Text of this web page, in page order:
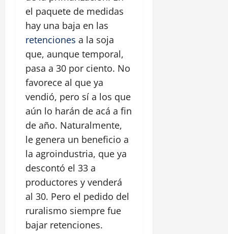
el paquete de medidas
hay una baja en las
retenciones a la soja
que, aunque temporal,
pasa a 30 por ciento. No
favorece al que ya
vendió, pero sí a los que
aún lo harán de acá a fin
de año. Naturalmente,
le genera un beneficio a
la agroindustria, que ya
descontó el 33 a
productores y venderá
al 30. Pero el pedido del
ruralismo siempre fue
bajar retenciones.